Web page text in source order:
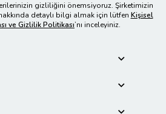
gizliliğini önemsiyoruz. Şirketimizin
detaylı bilgi almak için lütfen Kişisel
ve Gizlilik Politikası’nı inceleyiniz.